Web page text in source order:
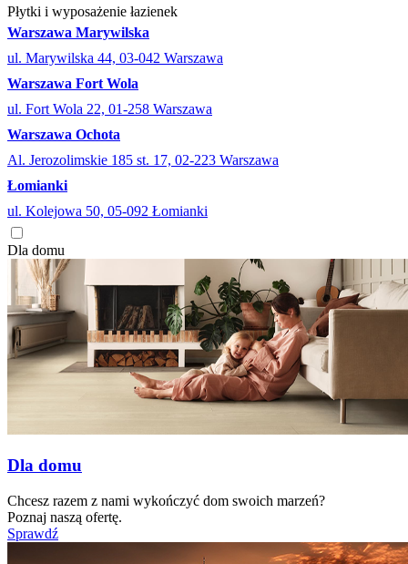
Płytki i wyposażenie łazienek
Warszawa Marywilska
ul. Marywilska 44, 03-042 Warszawa
Warszawa Fort Wola
ul. Fort Wola 22, 01-258 Warszawa
Warszawa Ochota
Al. Jerozolimskie 185 st. 17, 02-223 Warszawa
Łomianki
ul. Kolejowa 50, 05-092 Łomianki
Dla domu
Dla domu
Chcesz razem z nami wykończyć dom swoich marzeń?
Poznaj naszą ofertę.
Sprawdź